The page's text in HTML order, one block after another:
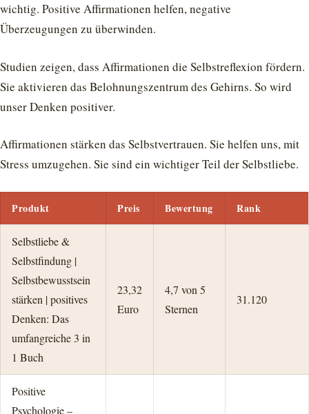
wichtig. Positive Affirmationen helfen, negative
Überzeugungen zu überwinden.
Studien zeigen, dass Affirmationen die Selbstreflexion fördern.
Sie aktivieren das Belohnungszentrum des Gehirns. So wird
unser Denken positiver.
Affirmationen stärken das Selbstvertrauen. Sie helfen uns, mit
Stress umzugehen. Sie sind ein wichtiger Teil der Selbstliebe.
Produkt Preis Bewertung Rank
Selbstliebe &
Selbstfindung |
Selbstbewusstsein
stärken | positives
Denken: Das
umfangreiche 3 in
1 Buch
23,32
Euro
4,7 von 5
Sternen
31.120
Positive
Psychologie –